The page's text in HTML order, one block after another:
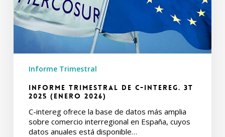
(Enero
2026)
Informe Trimestral
Informe Trimestral de C-intereg. 3T
2025 (Enero 2026)
C-intereg ofrece la base de datos más amplia
sobre comercio interregional en España, cuyos
datos anuales está disponible…